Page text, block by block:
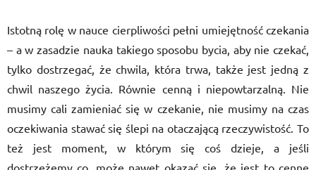
Istotną rolę w nauce cierpliwości pełni umiejętność czekania
– a w zasadzie nauka takiego sposobu bycia, aby nie czekać,
tylko dostrzegać, że chwila, która trwa, także jest jedną z
chwil naszego życia. Równie cenną i niepowtarzalną. Nie
musimy cali zamieniać się w czekanie, nie musimy na czas
oczekiwania stawać się ślepi na otaczającą rzeczywistość. To
też jest moment, w którym się coś dzieje, a jeśli
dostrzeżemy co, może nawet okazać się, że jest to cenne